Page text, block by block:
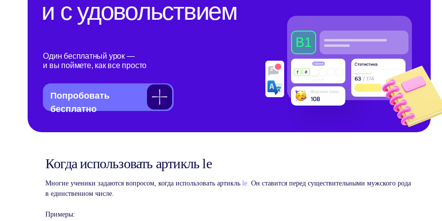
Когда использовать артикль le
Многие ученики задаются вопросом, когда использовать артикль le. Он ставится перед существительными мужского рода
в единственном числе.
Примеры:
занятия английским
на английском